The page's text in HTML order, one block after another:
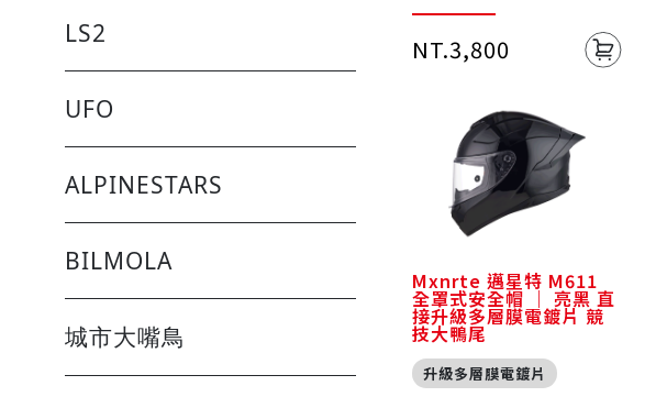
LS2
UFO
ALPINESTARS
BILMOLA
城市大嘴鳥
NT.3,800
Mxnrte 邁星特 M611
全罩式安全帽 ｜ 亮黑 直
接升級多層膜電鍍片 競
技大鴨尾
升級多層膜電鍍片